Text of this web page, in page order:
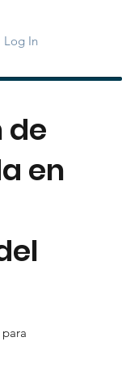
Log In
de
en